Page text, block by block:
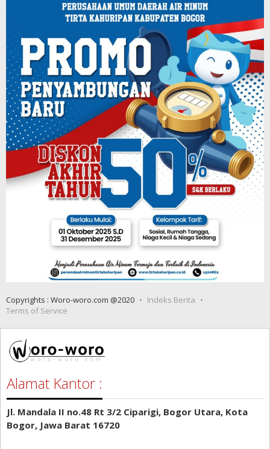
Copyrights : Woro-woro.com @2020
Indeks Berita
Terms of Service
Alamat Kantor :
Jl. Mandala II no.48 Rt 3/2 Ciparigi, Bogor Utara, Kota
Bogor, Jawa Barat 16720